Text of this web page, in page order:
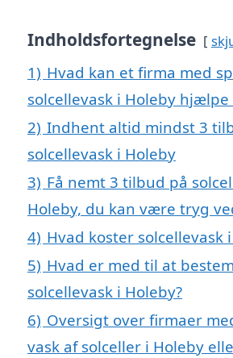
Indholdsfortegnelse
1) Hvad kan et firma med
solcellevask i Holeby hjælpe
2) Indhent altid mindst 3
solcellevask i Holeby
3) Få nemt 3 tilbud på
Holeby, du kan være tryg
4) Hvad koster solcellevask
5) Hvad er med til at
solcellevask i Holeby?
6) Oversigt over firmaer
vask af solceller i Holeby